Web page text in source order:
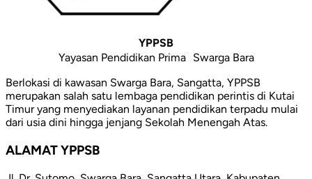
YPPSB
Yayasan Pendidikan Prima Swarga Bara
Berlokasi di kawasan Swarga Bara, Sangatta, YPPSB
merupakan salah satu lembaga pendidikan perintis di Kutai
Timur yang menyediakan layanan pendidikan terpadu mulai
dari usia dini hingga jenjang Sekolah Menengah Atas.
ALAMAT YPPSB